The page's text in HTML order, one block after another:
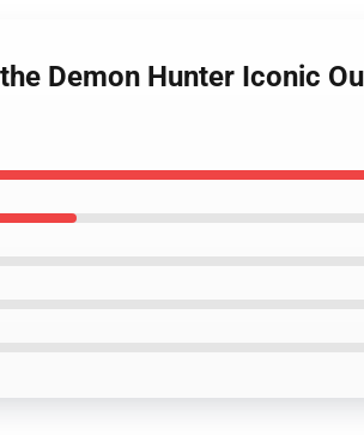
Demon Hunter Iconic